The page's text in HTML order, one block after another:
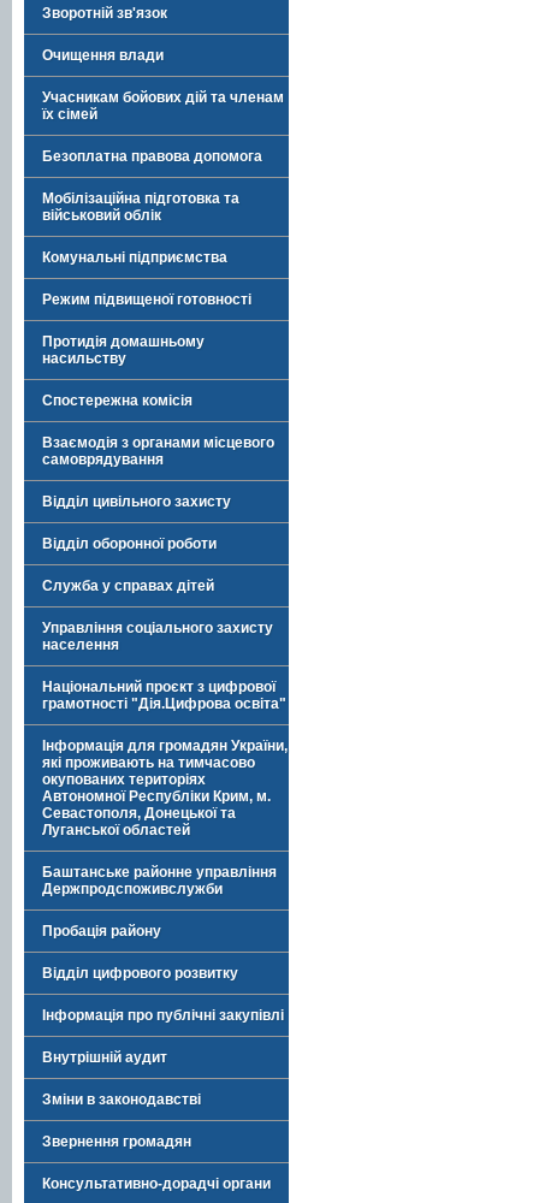
Зворотній зв'язок
Очищення влади
Учасникам бойових дій та членам
їх сімей
Безоплатна правова допомога
Мобілізаційна підготовка та
військовий облік
Комунальні підприємства
Режим підвищеної готовності
Протидія домашньому
насильству
Спостережна комісія
Взаємодія з органами місцевого
самоврядування
Відділ цивільного захисту
Відділ оборонної роботи
Служба у справах дітей
Управління соціального захисту
населення
Національний проєкт з цифрової
грамотності "Дія.Цифрова освіта"
Інформація для громадян України,
які проживають на тимчасово
окупованих територіях
Автономної Республіки Крим, м.
Севастополя, Донецької та
Луганської областей
Баштанське районне управління
Держпродспоживслужби
Пробація району
Відділ цифрового розвитку
Інформація про публічні закупівлі
Внутрішній аудит
Зміни в законодавстві
Звернення громадян
Консультативно-дорадчі органи